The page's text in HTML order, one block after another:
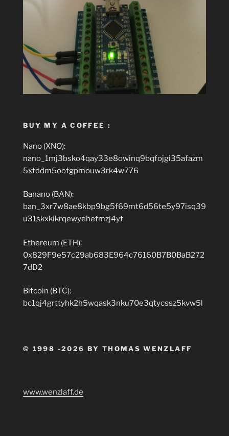
BUY MY A COFFEE :
Nano (XNO):
nano_1mj3bsko4qay33e8owinq9bqfojgi35afazm
5xtddm5oofgpmouw3rk4w776
Banano (BAN):
ban_3xr7w8ae8kbp9bg5f69mt6d56te5y97isq39
u31skxkikrqewyehetmzj4yt
Ethereum (ETH):
0x829F9e57c29ab683E964c76160B7B0BaB272
7dD2
Bitcoin (BTC):
bc1qj4grttyhk2h5wqask3nku70e3qtycssz5kvw5l
© 1998 -2026 BY THOMAS WENZLAFF
www.wenzlaff.de